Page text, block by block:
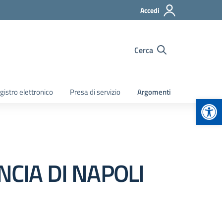
Accedi
Cerca
elettronico Presa di servizio Argomenti
DI NAPOLI